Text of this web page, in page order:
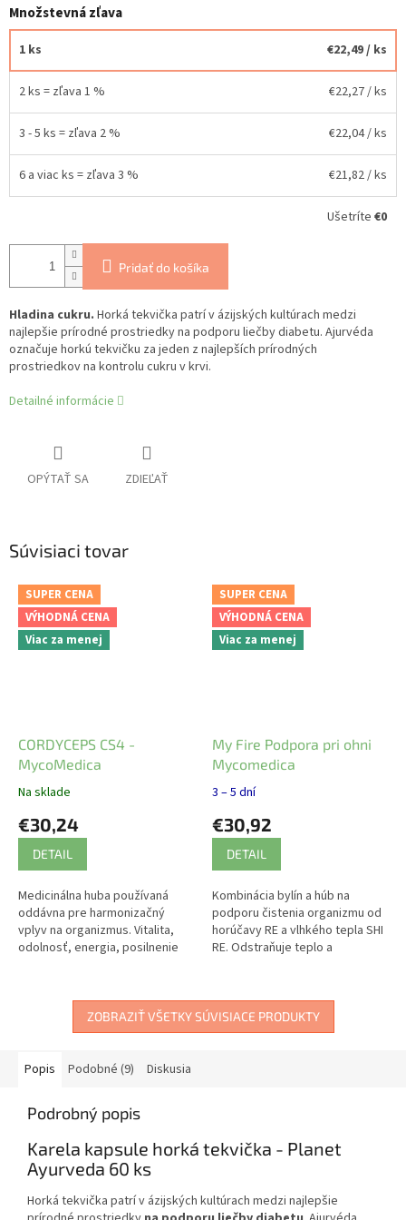
Množstevná zľava
1 ks €22,49/ ks
2 ks = zľava 1 % €22,27/ ks
3 - 5 ks = zľava 2 % €22,04/ ks
6 a viac ks = zľava 3 % €21,82/ ks
Ušetríte €0
Pridať do košíka
Hladina cukru. Horká tekvička patrí v ázijských kultúrach medzi
najlepšie prírodné prostriedky na podporu liečby diabetu. Ajurvéda
označuje horkú tekvičku za jeden z najlepších prírodných
prostriedkov na kontrolu cukru v krvi.
Detailné informácie
OPÝTAŤ SA ZDIEĽAŤ
Súvisiaci tovar
SUPER CENA
VÝHODNÁ CENA
Viac za menej
CORDYCEPS CS4 -
MycoMedica
Na sklade
€30,24
DETAIL
Medicinálna huba používaná
oddávna pre harmonizačný
vplyv na organizmus. Vitalita,
odolnosť, energia, posilnenie
stopových prvkov...
SUPER CENA
VÝHODNÁ CENA
Viac za menej
My Fire Podpora pri ohni
Mycomedica
3 – 5 dní
€30,92
DETAIL
Kombinácia bylín a húb na
podporu čistenia organizmu od
horúčavy RE a vlhkého tepla SHI
RE. Odstraňuje teplo a
ZOBRAZIŤ VŠETKY SÚVISIACE PRODUKTY
Popis Podobné (9) Diskusia
Podrobný popis
Karela kapsule horká tekvička - Planet
Ayurveda 60 ks
Horká tekvička patrí v ázijských kultúrach medzi najlepšie